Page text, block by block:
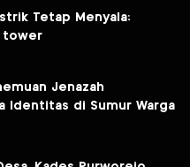
Mafia tower
Jenazah
Identitas di Sumur Warga